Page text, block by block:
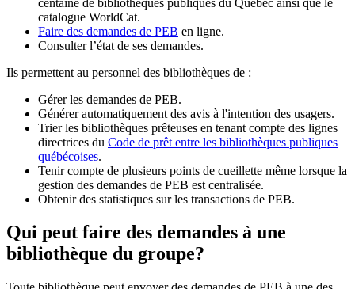
catalogue WorldCat.
Faire des demandes de PEB en ligne.
Consulter l’état de ses demandes.
Ils permettent au personnel des bibliothèques de :
Gérer les demandes de PEB.
Générer automatiquement des avis à l'intention des usagers.
Trier les bibliothèques prêteuses en tenant compte des lignes
directrices du Code de prêt entre les bibliothèques publiques
québécoises.
Tenir compte de plusieurs points de cueillette même lorsque la
gestion des demandes de PEB est centralisée.
Obtenir des statistiques sur les transactions de PEB.
Qui peut faire des demandes à une
bibliothèque du groupe?